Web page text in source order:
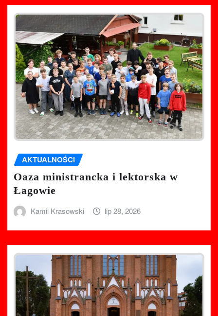
AKTUALNOŚCI
Oaza ministrancka i lektorska w
Łagowie
Kamil Krasowski lip 28, 2026